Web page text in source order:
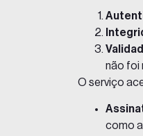
não foi
O serviço
como a